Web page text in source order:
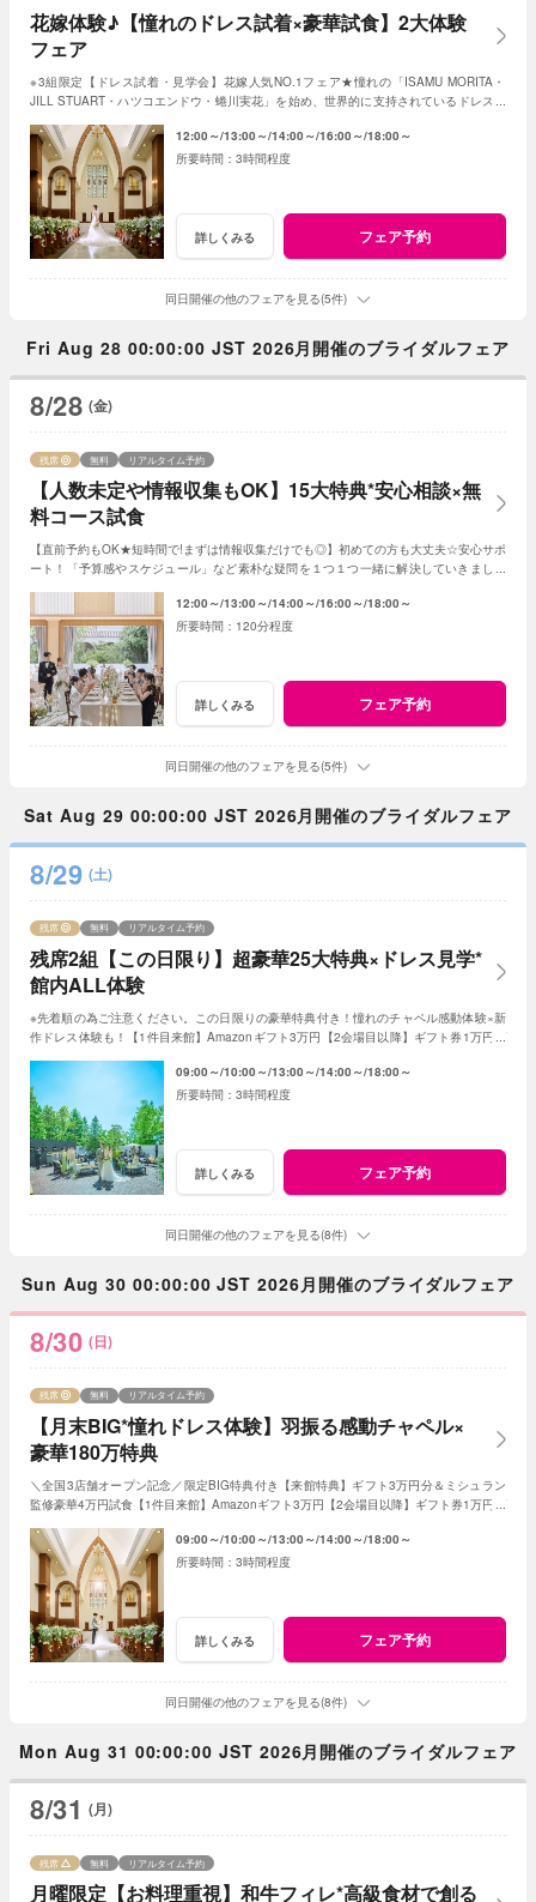
花嫁体験♪【憧れのドレス試着×豪華試食】2大体験
フェア
※3組限定【ドレス試着・見学会】花嫁人気NO.1フェア★憧れの「ISAMU MORITA・
JILL STUART・ハツコエンドウ・蜷川実花」を始め、世界的に支持されているドレスと
12:00～ 13:00～ 14:00～ 16:00～ 18:00～
3時間程度
詳しくみる フェア予約
同日開催の他のフェアを見る(5件)
Fri Aug 28 00:00:00 JST 2026月開催のブライダルフェア
8/28 (金)
【人数未定や情報収集もOK】15大特典*安心相談×無
料コース試食
残席 無料 リアルタイム予約
【直前予約もOK★短時間で!まずは情報収集だけでも◎】初めての方も大丈夫☆安心サポ
ート！「予算感やスケジュール」など素朴な疑問を１つ１つ一緒に解決していきましょ
12:00～ 13:00～ 14:00～ 16:00～ 18:00～
120分程度
詳しくみる フェア予約
同日開催の他のフェアを見る(5件)
Sat Aug 29 00:00:00 JST 2026月開催のブライダルフェア
8/29 (土)
残席2組【この日限り】超豪華25大特典×ドレス見学*
館内ALL体験
残席 無料 リアルタイム予約
※先着順の為ご注意ください。この日限りの豪華特典付き！憧れのチャペル感動体験×新
作ドレス体験も！【1件目来館】Amazonギフト3万円【2会場目以降】ギフト券1万円プ
09:00～ 10:00～ 13:00～ 14:00～ 18:00～
3時間程度
詳しくみる フェア予約
同日開催の他のフェアを見る(8件)
Sun Aug 30 00:00:00 JST 2026月開催のブライダルフェア
8/30 (日)
【月末BIG*憧れドレス体験】羽振る感動チャペル×
豪華180万特典
残席 無料 リアルタイム予約
＼全国3店舗オープン記念／限定BIG特典付き【来館特典】ギフト3万円分＆ミシュラン
監修豪華4万円試食【1件目来館】Amazonギフト3万円【2会場目以降】ギフト券1万円プ
09:00～ 10:00～ 13:00～ 14:00～ 18:00～
3時間程度
詳しくみる フェア予約
同日開催の他のフェアを見る(8件)
Mon Aug 31 00:00:00 JST 2026月開催のブライダルフェア
8/31 (月)
月曜限定【お料理重視】和牛フィレ*高級食材で創る
残席 無料 リアルタイム予約